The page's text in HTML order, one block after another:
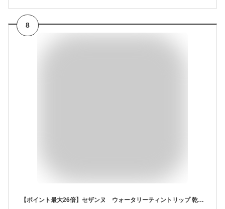
8
【ポイント最大26倍】セザンヌ ウォータリーティントリップ 乾燥 乾燥肌 スキンケア おすすめ ＜CEZANNE／セザンヌ＞【正規品】【メール便1通3個まで可】【ギフト対応可】